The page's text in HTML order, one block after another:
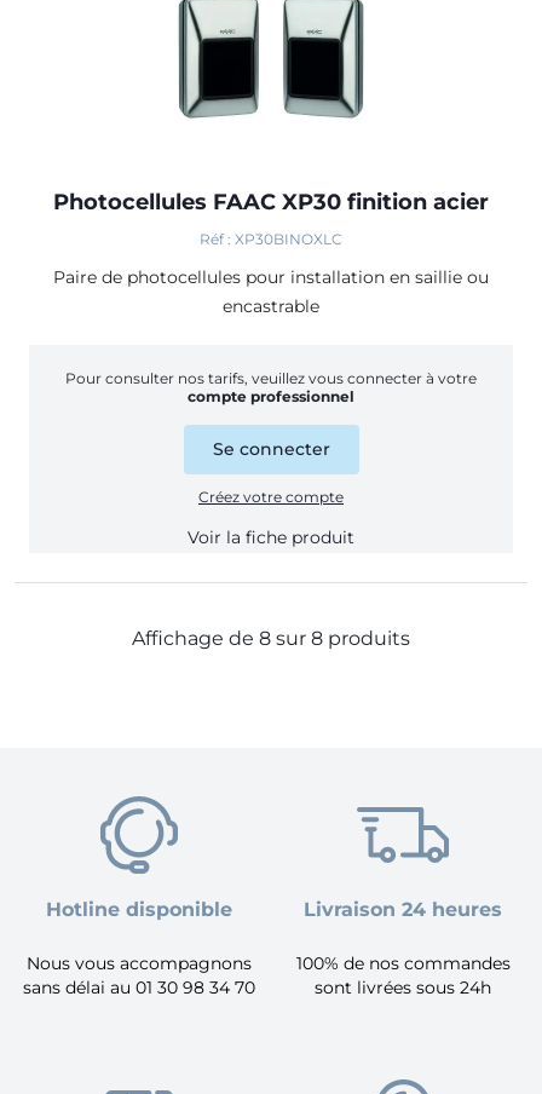
Photocellules FAAC XP30 finition acier
Réf : XP30BINOXLC
Paire de photocellules pour installation en saillie ou
encastrable
Pour consulter nos tarifs, veuillez vous connecter à votre
compte professionnel
Se connecter
Créez votre compte
Voir la fiche produit
Affichage de 8 sur 8 produits
Hotline disponible
Nous vous accompagnons
sans délai au 01 30 98 34 70
Livraison 24 heures
100% de nos commandes
sont livrées sous 24h